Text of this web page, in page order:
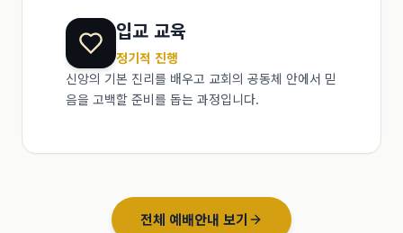
입교 교육
정기적 진행
신앙의 기본 진리를 배우고 교회의 공동체 안에서 믿
음을 고백할 준비를 돕는 과정입니다.
전체 예배안내 보기